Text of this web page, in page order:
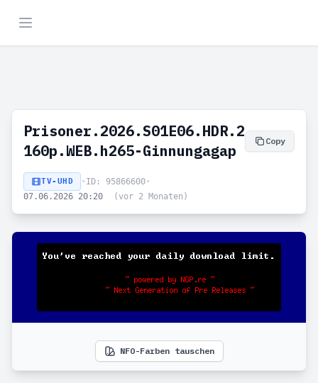
Prisoner.2026.S01E06.HDR.2
160p.WEB.h265-Ginnungagap
Copy
TV-UHD • ID: 95866600•
07.06.2026 20:20
(vor 2 Monaten)
NFO-Farben tauschen